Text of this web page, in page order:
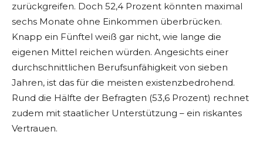
zurückgreifen. Doch 52,4 Prozent könnten maximal
sechs Monate ohne Einkommen überbrücken.
Knapp ein Fünftel weiß gar nicht, wie lange die
eigenen Mittel reichen würden. Angesichts einer
durchschnittlichen Berufsunfähigkeit von sieben
Jahren, ist das für die meisten existenzbedrohend.
Rund die Hälfte der Befragten (53,6 Prozent) rechnet
zudem mit staatlicher Unterstützung – ein riskantes
Vertrauen.